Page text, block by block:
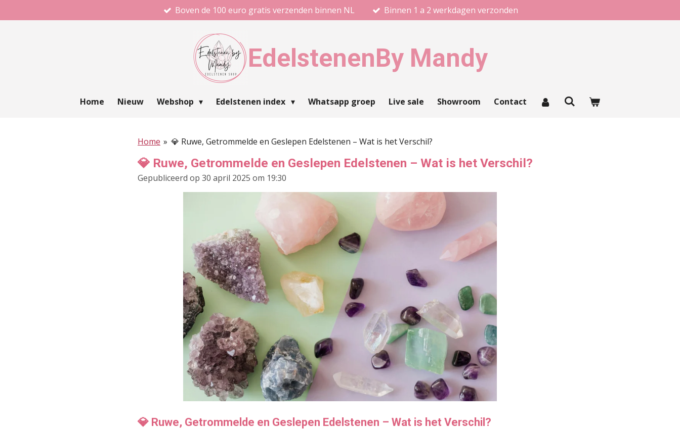
direct
Boven de 100 euro gratis verzenden binnen NL Binnen 1 a 2 werkdagen verzonden
EdelstenenBy Mandy
Home Nieuw Webshop Edelstenen index Whatsapp groep Live sale Showroom Contact
Home » 💎 Ruwe, Getrommelde en Geslepen Edelstenen – Wat is het Verschil?
💎 Ruwe, Getrommelde en Geslepen Edelstenen – Wat is het Verschil?
Gepubliceerd op 30 april 2025 om 19:30
💎 Ruwe, Getrommelde en Geslepen Edelstenen – Wat is het Verschil?